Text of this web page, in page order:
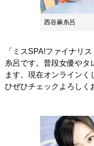
西谷麻糸呂
「ミスSPA!ファイナリ
糸呂です。普段女優やタ
ます。現在オンライン
ひぜひチェックよろしく